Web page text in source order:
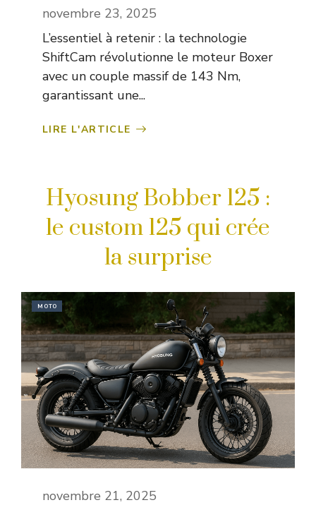
novembre 23, 2025
L’essentiel à retenir : la technologie
ShiftCam révolutionne le moteur Boxer
avec un couple massif de 143 Nm,
garantissant une...
LIRE L'ARTICLE
Hyosung Bobber 125 :
le custom 125 qui crée
la surprise
MOTO
novembre 21, 2025